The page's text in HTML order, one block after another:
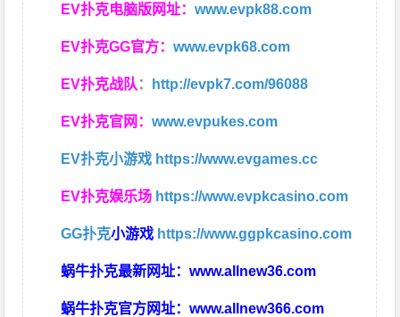
EV扑克电脑版网址：www.evpk88.com
EV扑克GG官方：www.evpk68.com
EV扑克战队 ： http://evpk7.com/96088
EV扑克官网：www.evpukes.com
EV扑克小游戏 https://www.evgames.cc
EV扑克娱乐场 https://www.evpkcasino.com
GG扑克小游戏 https://www.ggpkcasino.com
蜗牛扑克最新网址：www.allnew36.com
蜗牛扑克官方网址：www.allnew366.com